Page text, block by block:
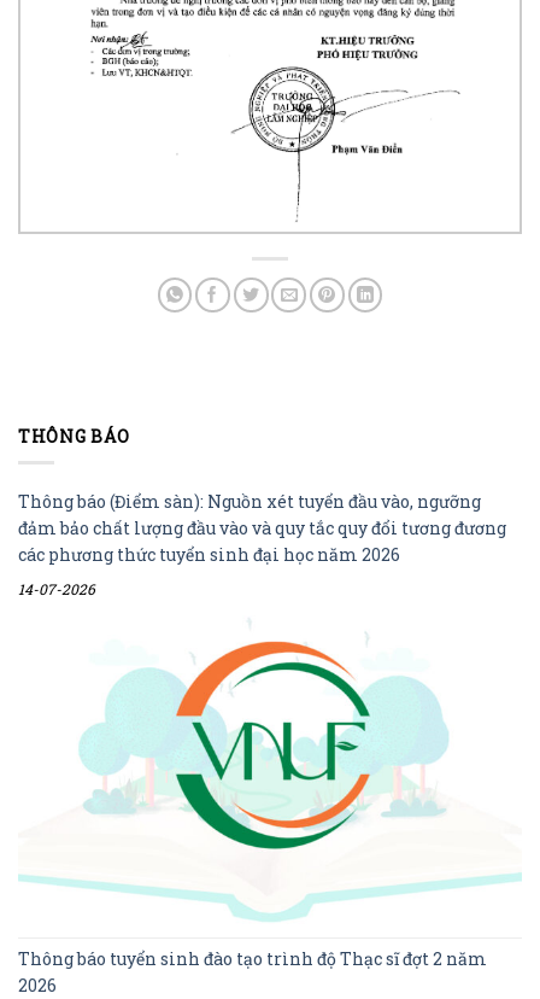
THÔNG BÁO
Thông báo (Điểm sàn): Nguồn xét tuyển đầu vào, ngưỡng
đảm bảo chất lượng đầu vào và quy tắc quy đổi tương đương
các phương thức tuyển sinh đại học năm 2026
14-07-2026
Thông báo tuyển sinh đào tạo trình độ Thạc sĩ đợt 2 năm
2026